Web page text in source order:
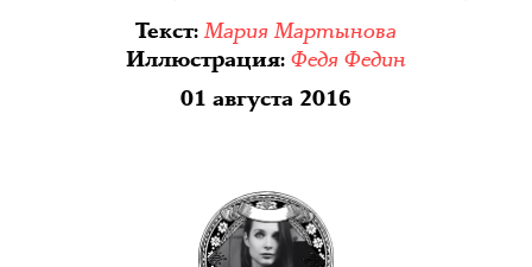
Текст:Мария Мартынова
Иллюстрация: Федя Федин
01 августа 2016